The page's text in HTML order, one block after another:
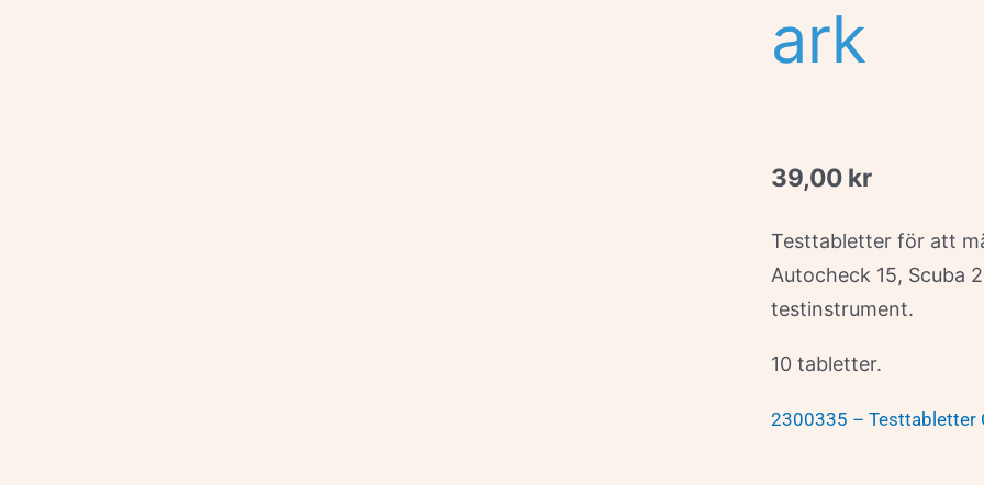
ark
39,00 kr
Testtabletter för att
Autocheck 15, Scuba
testinstrument.
10 tabletter.
2300335 – Testtabletter